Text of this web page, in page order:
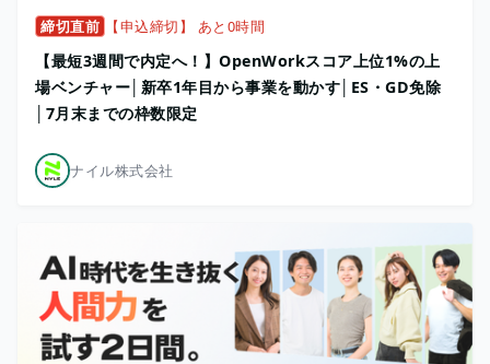
締切直前 【申込締切】 あと0時間
【最短3週間で内定へ！】OpenWorkスコア上位1%の上
場ベンチャー│新卒1年目から事業を動かす│ES・GD免除
│7月末までの枠数限定
ナイル株式会社